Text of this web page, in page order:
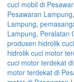
cuci mobil di
Pesawaran Lampung,
Lampung,
Lampung, Peralatan
produsen hidrolik
hidrolik cuci motor
cuci motor terdekat
motor terdekat di